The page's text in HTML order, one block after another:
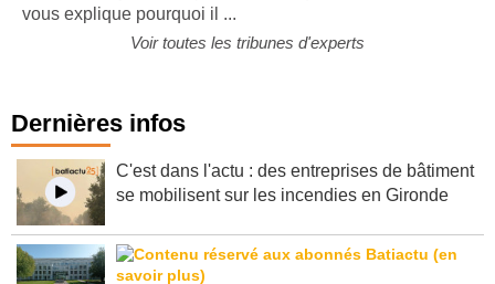
vous explique pourquoi il ...
Voir toutes les tribunes d'experts
Dernières infos
C'est dans l'actu : des entreprises de bâtiment
se mobilisent sur les incendies en Gironde